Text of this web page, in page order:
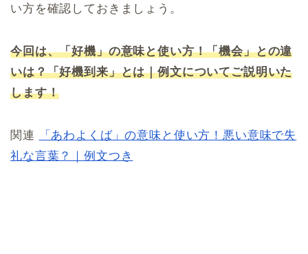
い方を確認しておきましょう。
今回は、「好機」の意味と使い方！「機会」との違
いは？「好機到来」とは｜例文についてご説明いた
します！
関連
「あわよくば」の意味と使い方！悪い意味で失
礼な言葉？｜例文つき